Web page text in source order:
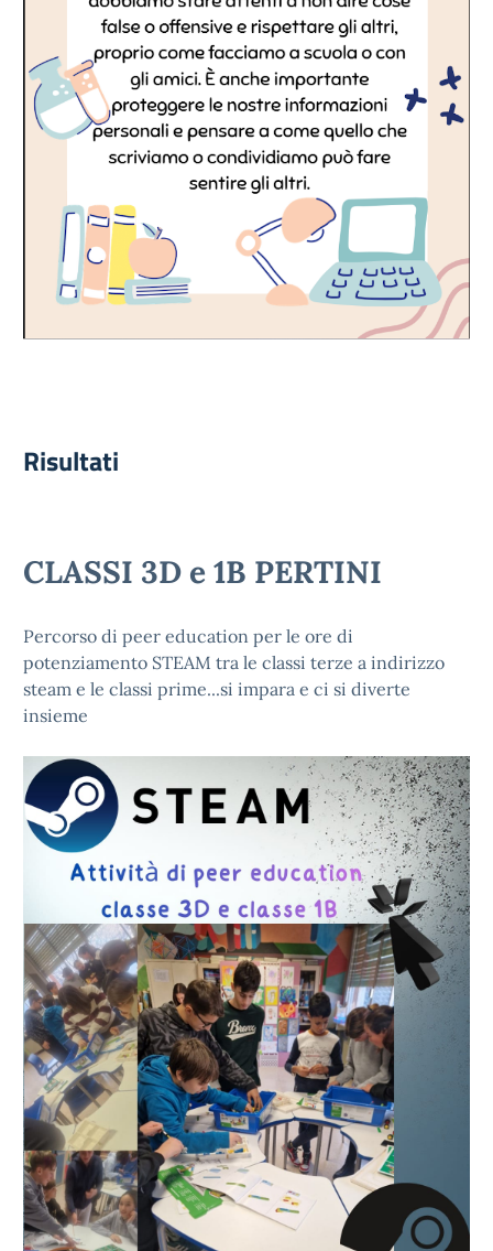
Risultati
CLASSI 3D e 1B PERTINI
Percorso di peer education per le ore di
potenziamento STEAM tra le classi terze a indirizzo
steam e le classi prime...si impara e ci si diverte
insieme